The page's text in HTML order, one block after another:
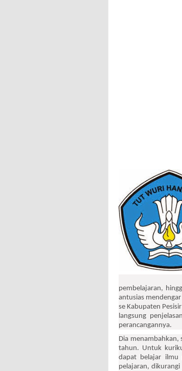
pembelajaran,
antusias
se Kabupaten
langsung
perancangannya.
Dia menambahkan,
tahun. Untuk
dapat belajar ilmu
pelajaran,